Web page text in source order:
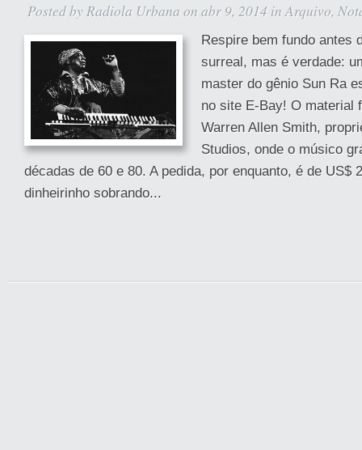
Posted by Radiola Urbana on abr 9, 2014 inArquivo,
Respire bem fundo antes
surreal, mas é verdade:
master do gênio Sun Ra
no site E-Bay! O material
Warren Allen Smith,
Studios, onde o músico
décadas de 60 e 80. A pedida, por enquanto, é de US$
dinheirinho sobrando...